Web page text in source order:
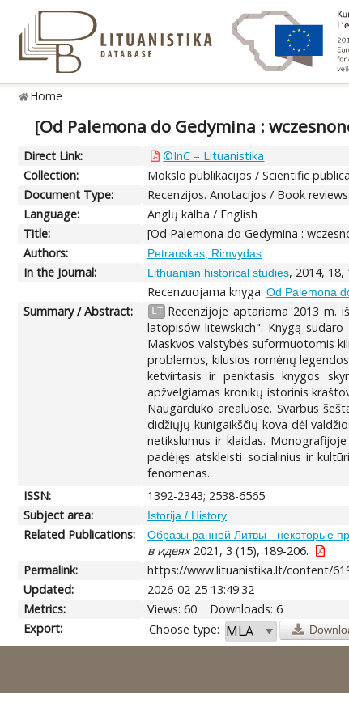
Home
[Od Palemona do Gedymina :
Direct Link:
©InC – Lituanistika
Collection:
Mokslo publikacijos / Scientific
Document Type:
Recenzijos. Anotacijos / Book reviews
Language:
Anglų kalba / English
Title:
[Od Palemona do Gedymina :
Authors:
Petrauskas, Rimvydas
In the Journal: Lithuanian historical studies, 2014, 18,
Recenzuojama knyga:Od Palemona
Summary / Abstract:
LT Recenzijoje aptariama 2013 m.
latopisów litewskich". Knygą
Maskvos valstybės suformuotomis
problemos, kilusios romėnų
ketvirtasis ir penktasis knygos
apžvelgiamas kronikų istorinis
Naugarduko arealuose. Svarbus
didžiųjų kunigaikščių kova dėl
netikslumus ir klaidas.
padėjęs atskleisti socialinius ir
fenomenas.
ISSN:
1392-2343; 2538-6565
Subject area:
Istorija / History
Related Publications: Образы ранней Литвы - некоторые
в идеях2021, 3 (15), 189-206.
Permalink:
https://www.lituanistika.lt/content/
Updated:
2026-02-25 13:49:32
Metrics:
Views: 60
Downloads: 6
Export:
Choose type: